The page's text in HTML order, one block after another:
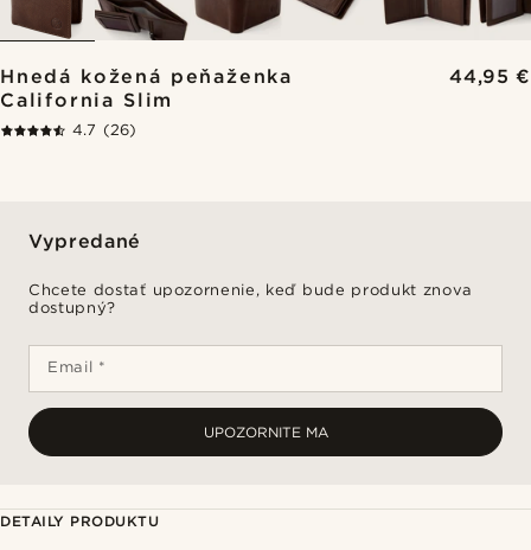
Hnedá kožená peňaženka
California Slim
44,95 €
4.7 (26)
Vypredané
Chcete dostať upozornenie, keď bude produkt znova
dostupný?
Email *
UPOZORNITE MA
DETAILY PRODUKTU